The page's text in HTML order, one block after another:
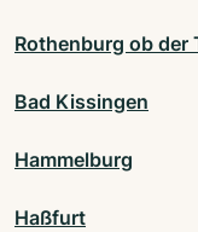
Rothenburg ob der
Bad Kissingen
Hammelburg
Haßfurt